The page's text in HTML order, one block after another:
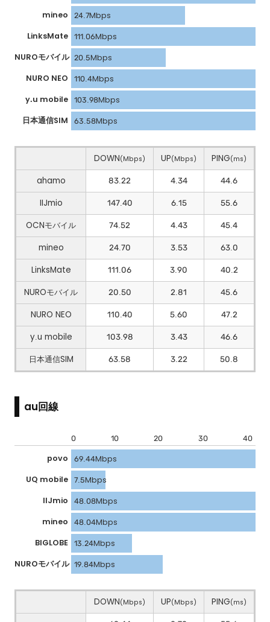
mineo
24.7Mbps
LinksMate 111.06Mbps
NUROモバイル 20.5Mbps
NURO NEO
110.4Mbps
y.u mobile 103.98Mbps
日本通信SIM
63.58Mbps
DOWN(Mbps) UP(Mbps) PING(ms)
ahamo 83.22 4.34
44.6
IIJmio
147.40 6.15
55.6
OCNモバイル
74.52 4.43
45.4
mineo
24.70 3.53
63.0
LinksMate
111.06 3.90
40.2
NUROモバイル
20.50 2.81
45.6
NURO NEO
110.40 5.60
47.2
y.u mobile
103.98 3.43
46.6
日本通信SIM
63.58 3.22 50.8
au回線
0 10 20 30
40
povo
69.44Mbps
UQ mobile 7.5Mbps
IIJmio
48.08Mbps
mineo
48.04Mbps
BIGLOBE 13.24Mbps
NUROモバイル 19.84Mbps
DOWN(Mbps) UP(Mbps) PING(ms)